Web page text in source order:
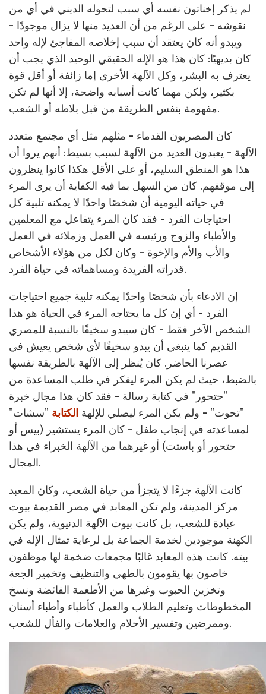
لم يذكر إخناتون نفسه أي سبب لتحوله الديني في أي من
نقوشه - على الرغم من أن العديد منها لا يزال موجودًا -
ويبدو أنه كان يعتقد أن سبب إخلاصه المفاجئ لإله واحد
كان بديهيًا: كان هذا هو الإله الحقيقي الوحيد الذي يجب أن
يعترف به البشر، وكل الآلهة الأخرى إما زائفة أو أقل قوة
بكثير، ولكن مهما كانت أسبابه واضحة، إلا أنها لم تكن
مفهومة بنفس الطريقة من قبل بلاطه أو الشعب.
كان المصريون القدماء - مثلهم مثل أي مجتمع متعدد
الآلهة - يعبدون العديد من الآلهة لسبب بسيط: أنهم يروا أن
هذا هو المنطق السليم، أو على الأقل هكذا كانوا ينظرون
إلى موقفهم. كان من السهل بما فيه الكفاية أن يرى المرء
في حياته اليومية أن شخصًا واحدًا لا يمكنه تلبية كل
احتياجات الفرد - فقد كان المرء يتفاعل مع المعلمين
والأطباء والزوج ورئيسه في العمل وزملائه في العمل
والأب والأم والإخوة - وكان لكل من هؤلاء الأشخاص
قدراته الفريدة ومساهماته في حياة الفرد.
إن الادعاء بأن شخصًا واحدًا يمكنه تلبية جميع احتياجات
الفرد - أي إن كل ما يحتاجه المرء في الحياة هو هذا
الشخص الآخر فقط - كان سيبدو سخيفًا بالنسبة للمصري
القديم كما ينبغي أن يبدو سخيفًا لأي شخص يعيش في
عصرنا الحاضر. كان يُنظر إلى الآلهة بالطريقة نفسها
بالضبط، حيث لم يكن المرء ليفكر في طلب المساعدة من
"حتحور" في كتابة رسالة - فقد كان هذا مجال خبرة
"تحوت" - ولم يكن المرء ليصلي للإلهة الكتابة "سشات"
لمساعدته في إنجاب طفل - كان المرء يستشير (بيس أو
حتحور أو باستت) أو غيرهما من الآلهة الخبراء في هذا
المجال.
كانت الآلهة جزءًا لا يتجزأ من حياة الشعب، وكان المعبد
مركز المدينة، ولم تكن المعابد في مصر القديمة بيوت
عبادة للشعب، بل كانت بيوت الآلهة الدنيوية، ولم يكن
الكهنة موجودين لخدمة الجماعة بل لرعاية تمثال الإله في
بيته. كانت هذه المعابد غالبًا مجمعات ضخمة لها موظفون
خاصون بها يقومون بالطهي والتنظيف وتخمير الجعة
وتخزين الحبوب وغيرها من الأطعمة الفائضة ونسخ
المخطوطات وتعليم الطلاب والعمل كأطباء وأطباء أسنان
وممرضين وتفسير الأحلام والعلامات والفأل للشعب.